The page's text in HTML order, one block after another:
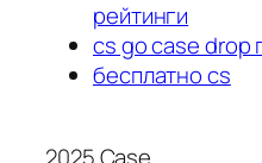
рейтинги
cs go case drop
бесплатно cs